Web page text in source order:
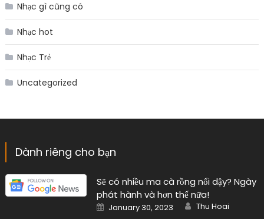
Nhạc gì cũng có
Nhạc hot
Nhạc Trẻ
Uncategorized
Dành riêng cho bạn
Sẽ có nhiều ma cà rồng nổi dậy? Ngày
phát hành và hơn thế nữa!
Posted
on
January 30, 2023 Author
Thu Hoai